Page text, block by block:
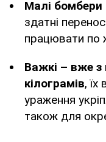
Малі бомбери
здатні
працювати по
Важкі – вже
кілограмів,
ураження
також для